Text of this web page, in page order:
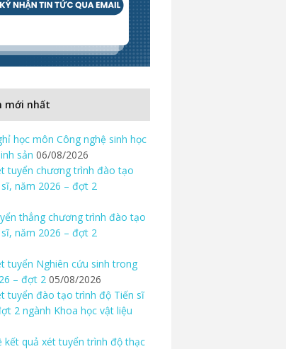
mới nhất
học môn Công nghệ sinh học
sản 06/08/2026
tuyển chương trình đào tạo
năm 2026 – đợt 2
thẳng chương trình đào tạo
năm 2026 – đợt 2
tuyển Nghiên cứu sinh trong
– đợt 2 05/08/2026
tuyển đào tạo trình độ Tiến sĩ
2 ngành Khoa học vật liệu
kết quả xét tuyển trình độ thạc